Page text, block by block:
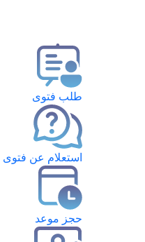
طلب فتوى
استعلام عن فتوى
حجز موعد